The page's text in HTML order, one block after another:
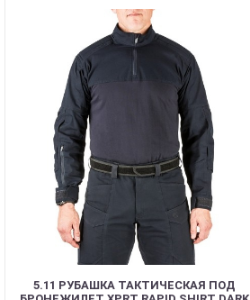
5.11 РУБАШКА ТАКТИЧЕСКАЯ ПОД